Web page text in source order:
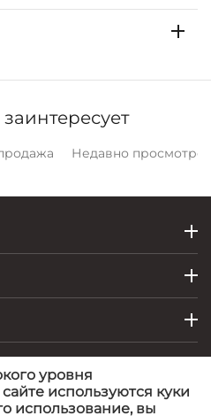
Недавно
уровня
используются куки
использование, вы